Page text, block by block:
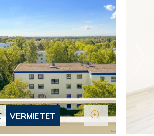
VERMIETET